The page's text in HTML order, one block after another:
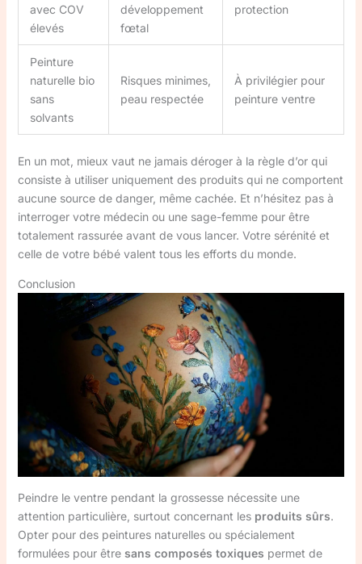
avec COV
élevés
développement
fœtal
protection
Peinture
naturelle bio
sans
solvants
Risques minimes,
peau respectée
À privilégier pour
peinture ventre
En un mot, mieux vaut ne jamais déroger à la règle d’or qui
consiste à utiliser uniquement des produits qui ne comportent
aucune source de danger, même cachée. Et n’hésitez pas à
interroger votre médecin ou une sage-femme pour être
totalement rassurée avant de vous lancer. Votre sérénité et
celle de votre bébé valent tous les efforts du monde.
Conclusion
Peindre le ventre pendant la grossesse nécessite une
attention particulière, surtout concernant les produits sûrs.
Opter pour des peintures naturelles ou spécialement
formulées pour être sans composés toxiques permet de